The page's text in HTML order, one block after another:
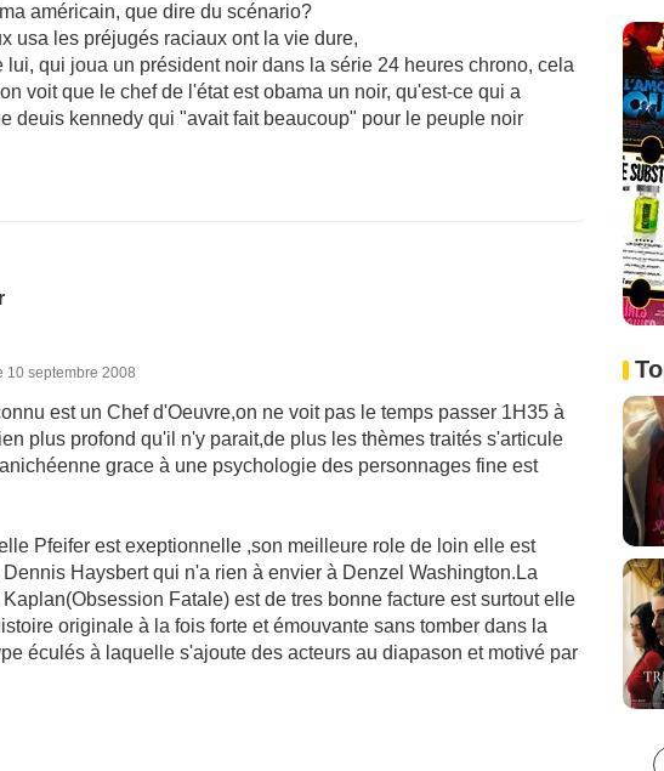
américain, que dire du scénario?
usa les préjugés raciaux ont la vie dure,
lui, qui joua un président noir dans la série 24 heures chrono, cela
voit que le chef de l'état est obama un noir, qu'est-ce qui a
deuis kennedy qui "avait fait beaucoup" pour le peuple noir
10 septembre 2008
est un Chef d'Oeuvre,on ne voit pas le temps passer 1H35 à
plus profond qu'il n'y parait,de plus les thèmes traités s'articule
grace à une psychologie des personnages fine est
Pfeifer est exeptionnelle ,son meilleure role de loin elle est
Haysbert qui n'a rien à envier à Denzel Washington.La
Fatale) est de tres bonne facture est surtout elle
originale à la fois forte et émouvante sans tomber dans la
éculés à laquelle s'ajoute des acteurs au diapason et motivé par